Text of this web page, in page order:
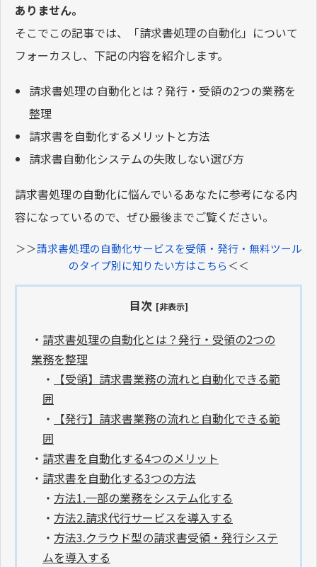
ありません。
そこでこの記事では、「請求書処理の自動化」について
フォーカスし、下記の内容を紹介します。
請求書処理の自動化とは？発行・受領の2つの業務を
整理
請求書を自動化するメリットと方法
請求書自動化システムの失敗しない選び方
請求書処理の自動化に悩んでいるあなたに参考になる内
容になっているので、ぜひ最後までご覧ください。
＞＞請求書処理の自動化サービスを受領・発行・無料ツール
のタイプ別に知りたい方はこちら＜＜
目次 [非表示]
・ 請求書処理の自動化とは？発行・受領の2つの
業務を整理
・
【受領】請求書業務の流れと自動化できる範
囲
・
【発行】請求書業務の流れと自動化できる範
囲
・ 請求書を自動化する4つのメリット
・ 請求書を自動化する3つの方法
・ 方法1.一部の業務をシステム化する
・ 方法2.請求代行サービスを導入する
・ 方法3.クラウド型の請求書受領・発行システ
ムを導入する